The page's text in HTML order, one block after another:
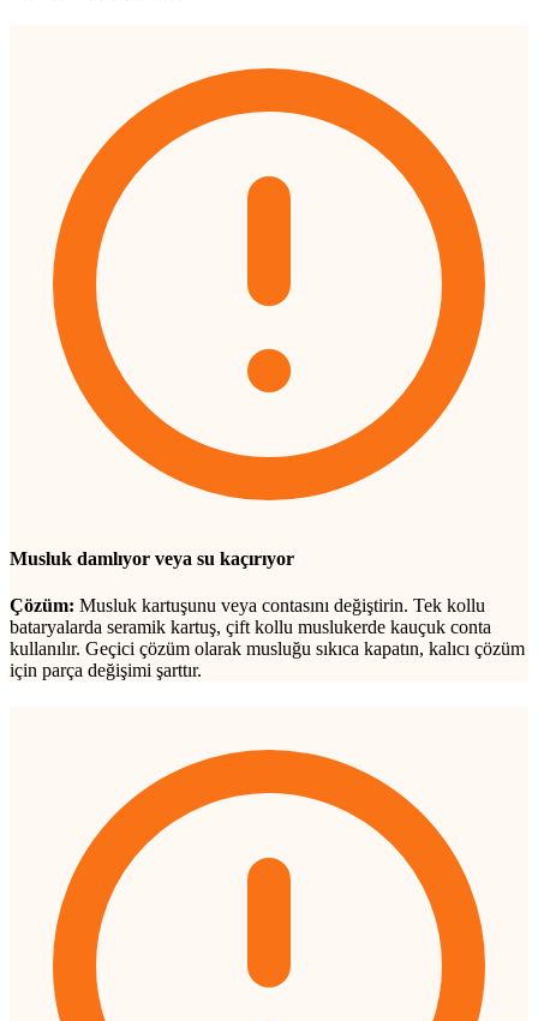
Musluk damlıyor veya su kaçırıyor
Çözüm: Musluk kartuşunu veya contasını değiştirin. Tek kollu
bataryalarda seramik kartuş, çift kollu muslukerde kauçuk conta
kullanılır. Geçici çözüm olarak musluğu sıkıca kapatın, kalıcı çözüm
için parça değişimi şarttır.